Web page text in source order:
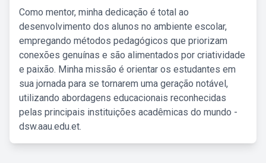
Como mentor, minha dedicação é total ao
desenvolvimento dos alunos no ambiente escolar,
empregando métodos pedagógicos que priorizam
conexões genuínas e são alimentados por criatividade
e paixão. Minha missão é orientar os estudantes em
sua jornada para se tornarem uma geração notável,
utilizando abordagens educacionais reconhecidas
pelas principais instituições acadêmicas do mundo -
dsw.aau.edu.et.